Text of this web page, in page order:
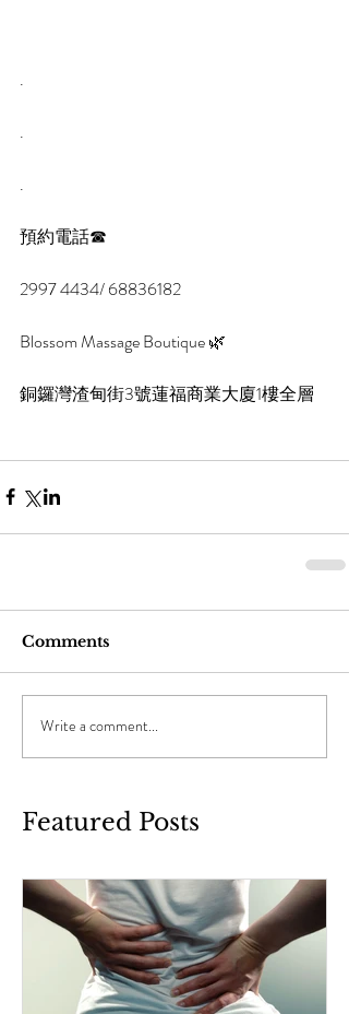
Featured Posts
.
.
.
預約電話☎
2997 4434/ 68836182
Blossom Massage Boutique 🌿
銅鑼灣渣甸街3號蓮福商業大廈1樓全層
Comments
Write a comment...